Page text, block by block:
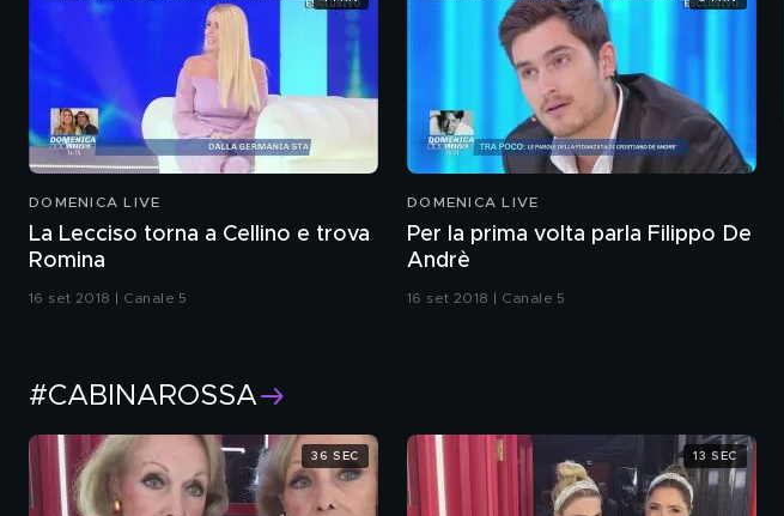
DOMENICA LIVE
La Lecciso torna a Cellino e trova
Romina
16 set 2018 | Canale 5
DOMENICA LIVE
Per la prima volta parla Filippo De
Andrè
16 set 2018 | Canale 5
#CABINAROSSA
36 SEC 13 SEC